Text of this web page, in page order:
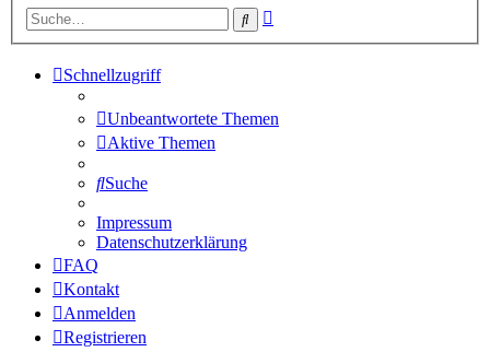
Suche
Schnellzugriff
Unbeantwortete Themen
Aktive Themen
Suche
Impressum
Datenschutzerklärung
FAQ
Kontakt
Anmelden
Registrieren